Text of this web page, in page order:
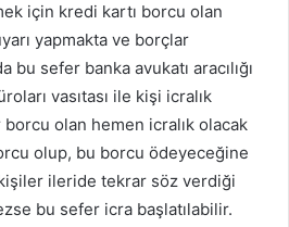
için kredi kartı borcu olan
yapmakta ve borçlar
sefer banka avukatı aracılığı
vasıtası ile kişi icralık
olan hemen icralık olacak
olup, bu borcu ödeyeceğine
ileride tekrar söz verdiği
bu sefer icra başlatılabilir.